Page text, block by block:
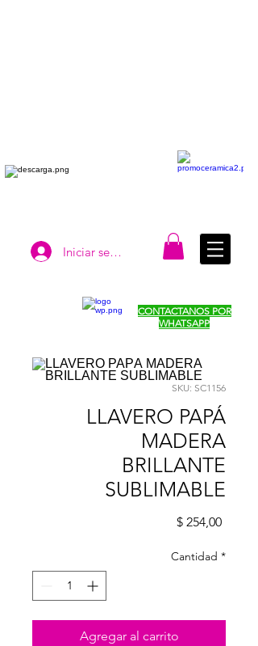
Iniciar sesión
CONTACTANOS POR
WHATSAPP
SKU: SC1156
LLAVERO PAPÁ
MADERA
BRILLANTE
SUBLIMABLE
$ 254,00Precio
Cantidad *
Agregar al carrito